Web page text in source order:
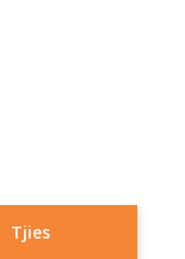
Tjies